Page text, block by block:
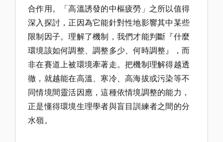
合作用。「高溫誘發的中樞疲勞」之所以值得
深入探討，正因為它能針對性地影響其中某些
限制因子。理解了機制，我們才能判斷『什麼
環境該如何調整、調整多少、何時調整』，而
非在賽道上被環境牽著走。把機制理解得越透
徹，就越能在高溫、寒冷、高海拔或污染等不
同情境間靈活因應，這種依情境調整的能力，
正是懂得環境生理學者與盲目訓練者之間的分
水嶺。